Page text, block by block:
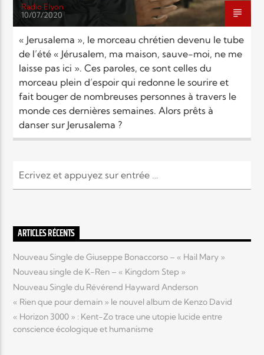
Radio Elyon
Elyon Rhema
Elyon Hits
Elyon Kids
Radio Elyon
10/07/2020
« Jerusalema », le morceau chrétien devenu le tube
de l’été « Jérusalem, ma maison, sauve-moi, ne me
laisse pas ici ». Ces paroles, ce sont celles du
morceau plein d’espoir qui redonne le sourire et
fait bouger de nombreuses personnes à travers le
monde ces dernières semaines. Alors prêts à
danser sur Jerusalema ?
ARTICLES RÉCENTS
Nouveau Single de Giuseppe Bonaccorso – « Hail Mary »
Nouveau single de K-Ren – « Kingdom Step »
Nouveau Single du Révérend Hayward Anderson
« Rien que pour demain » le nouvel album de Kenzo David
« Horizon 3000 » : Kent-Zo trace une utopie lucide entre
conscience écologique et humanisme